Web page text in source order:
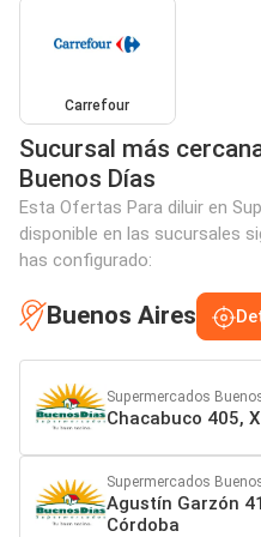
Carrefour
Sucursal más
Buenos Días
Esta Ofertas Para diluir en
disponible en las sucursales
has configurado:
Buenos Aires
Supermercados
Chacabuco 405,
Supermercados
Agustín Garzón
Córdoba